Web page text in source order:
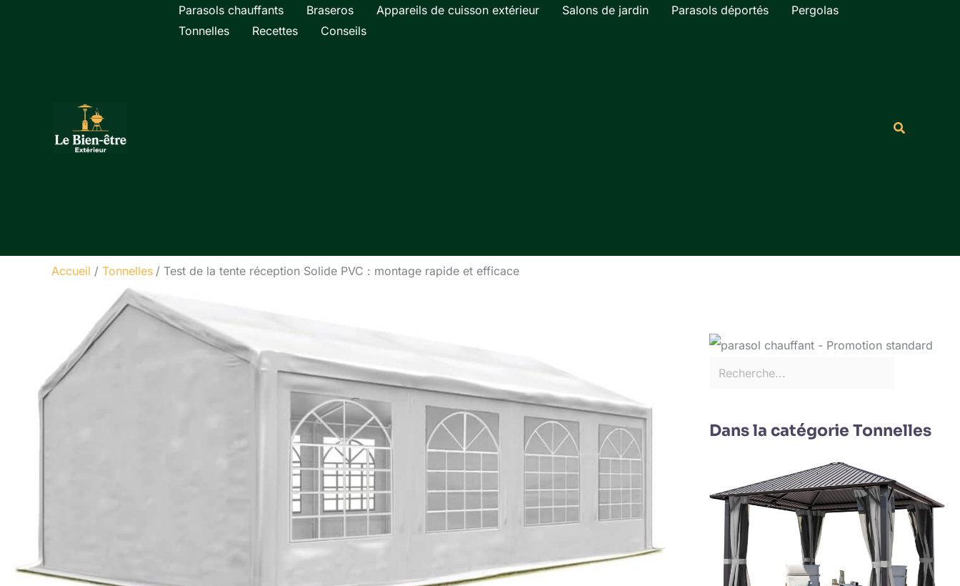
Parasols chauffants Braseros Appareils de cuisson extérieur Salons de jardin Parasols déportés
Pergolas
Tonnelles
Recettes Conseils
Accueil Tonnelles Test de la tente réception Solide PVC : montage rapide et efficace
Rechercher
Dans la catégorie Tonnelles